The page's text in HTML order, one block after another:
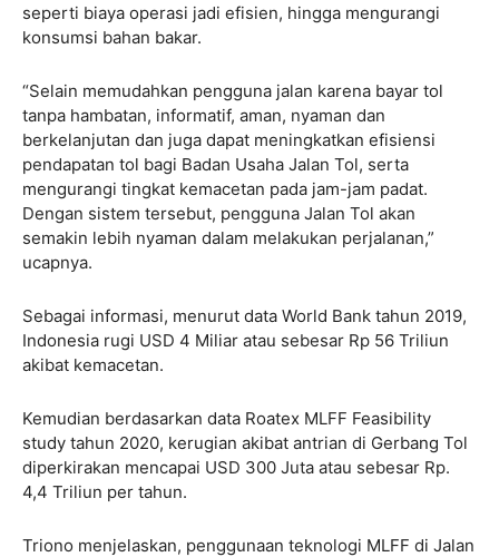
seperti biaya operasi jadi efisien, hingga mengurangi
konsumsi bahan bakar.
“Selain memudahkan pengguna jalan karena bayar tol
tanpa hambatan, informatif, aman, nyaman dan
berkelanjutan dan juga dapat meningkatkan efisiensi
pendapatan tol bagi Badan Usaha Jalan Tol, serta
mengurangi tingkat kemacetan pada jam-jam padat.
Dengan sistem tersebut, pengguna Jalan Tol akan
semakin lebih nyaman dalam melakukan perjalanan,”
ucapnya.
Sebagai informasi, menurut data World Bank tahun 2019,
Indonesia rugi USD 4 Miliar atau sebesar Rp 56 Triliun
akibat kemacetan.
Kemudian berdasarkan data Roatex MLFF Feasibility
study tahun 2020, kerugian akibat antrian di Gerbang Tol
diperkirakan mencapai USD 300 Juta atau sebesar Rp.
4,4 Triliun per tahun.
Triono menjelaskan, penggunaan teknologi MLFF di Jalan